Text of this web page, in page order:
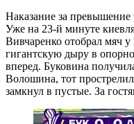
Наказание за превышение
Уже на 23-й минуте
Вивчаренко отобрал мяч
гигантскую дыру в
вперед. Буковина
Волошина, тот
замкнул в пустые. За